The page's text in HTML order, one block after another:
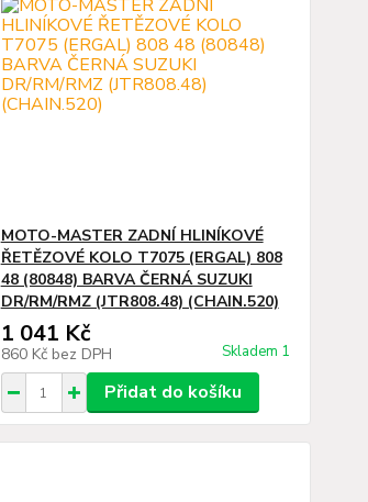
MOTO-MASTER ZADNÍ HLINÍKOVÉ
ŘETĚZOVÉ KOLO T7075 (ERGAL) 808
48 (80848) BARVA ČERNÁ SUZUKI
DR/RM/RMZ (JTR808.48) (CHAIN.520)
1 041 Kč
860 Kč bez DPH Skladem 1
Přidat do košíku